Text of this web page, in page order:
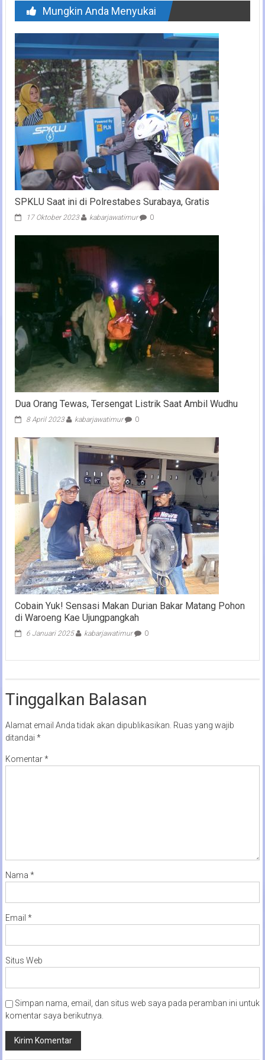
Mungkin Anda Menyukai
SPKLU Saat ini di Polrestabes Surabaya, Gratis
17 Oktober 2023 kabarjawatimur 0
Dua Orang Tewas, Tersengat Listrik Saat Ambil Wudhu
8 April 2023 kabarjawatimur 0
Cobain Yuk! Sensasi Makan Durian Bakar Matang Pohon
di Waroeng Kae Ujungpangkah
6 Januari 2025 kabarjawatimur 0
Tinggalkan Balasan
Alamat email Anda tidak akan dipublikasikan. Ruas yang wajib
ditandai *
Komentar*
Nama *
Email *
Situs Web
Simpan nama, email, dan situs web saya pada peramban ini untuk
komentar saya berikutnya.